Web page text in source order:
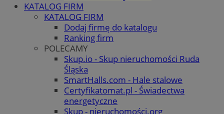
KATALOG FIRM
KATALOG FIRM
Dodaj firmę do katalogu
Ranking firm
POLECAMY
Skup.io - Skup nieruchomości Ruda
Śląska
SmartHalls.com - Hale stalowe
Certyfikatomat.pl - Świadectwa
energetyczne
Skup - nieruchomości.org